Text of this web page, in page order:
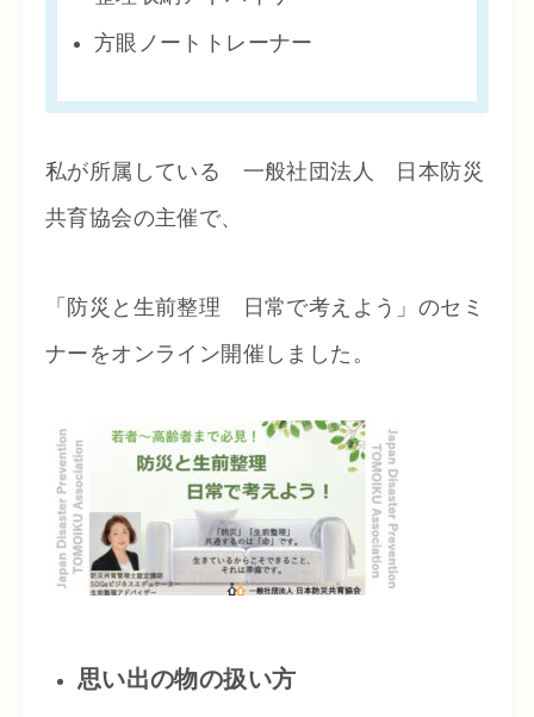
方眼ノートトレーナー
私が所属している 一般社団法人 日本防災
共育協会の主催で、
「防災と生前整理 日常で考えよう」のセミ
ナーをオンライン開催しました。
思い出の物の扱い方